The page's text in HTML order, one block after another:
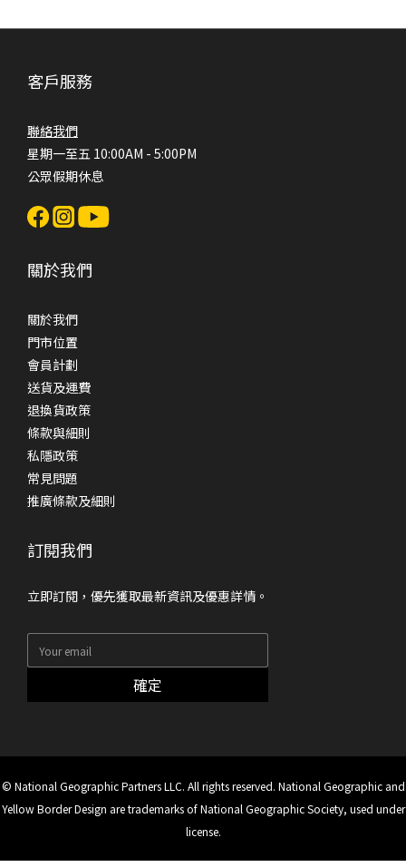
客戶服務
聯絡我們
星期一至五 10:00AM - 5:00PM
公眾假期休息
關於我們
關於我們
門市位置
會員計劃
送貨及運費
退換貨政策
條款與細則
私隱政策
常見問題
推廣條款及細則
訂閱我們
立即訂閱，優先獲取最新資訊及優惠詳情。
確定
© National Geographic Partners LLC. All rights reserved. National Geographic and
Yellow Border Design are trademarks of National Geographic Society, used under
license.